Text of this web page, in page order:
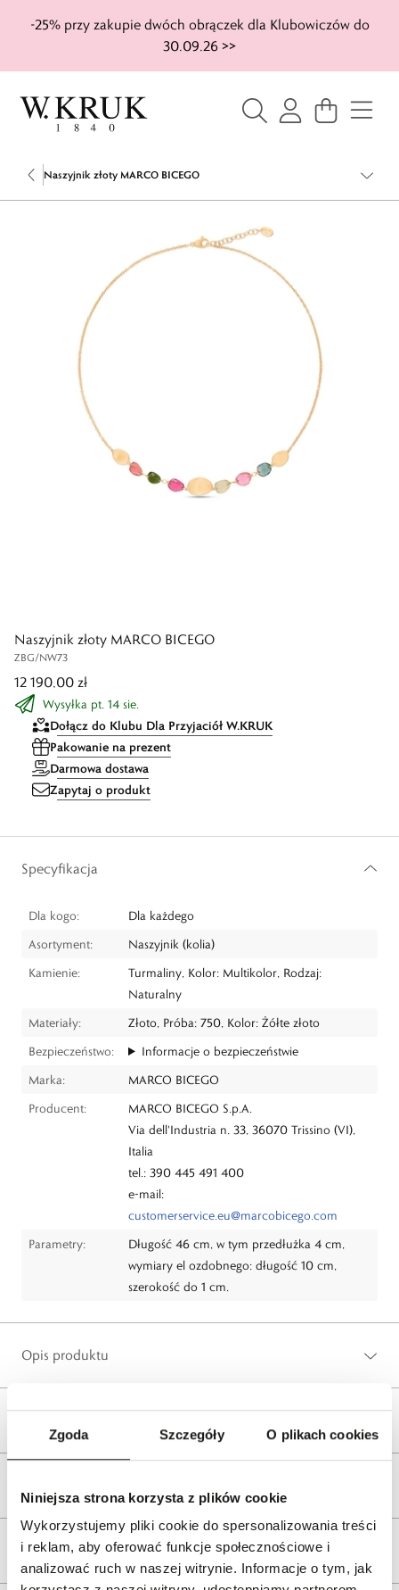
Zgoda Szczegóły O plikach cookies
Niniejsza strona korzysta z plików cookie
Wykorzystujemy pliki cookie do spersonalizowania treści
i reklam, aby oferować funkcje społecznościowe i
analizować ruch w naszej witrynie. Informacje o tym, jak
-25% przy zakupie dwóch obrączek dla Klubowiczów do
30.09.26 >>
Naszyjnik złoty MARCO BICEGO
Naszyjnik złoty MARCO BICEGO
ZBG/NW73
12 190,00 zł
Wysyłka pt. 14 sie.
Dołącz do Klubu Dla Przyjaciół W.KRUK
Pakowanie na prezent
Darmowa dostawa
Zapytaj o produkt
Specyfikacja
Dla kogo:
Dla każdego
Asortyment:
Naszyjnik (kolia)
Kamienie:
Turmaliny, Kolor: Multikolor, Rodzaj:
Naturalny
Materiały:
Złoto, Próba: 750, Kolor: Żółte złoto
Bezpieczeństwo:
Informacje o bezpieczeństwie
Marka:
MARCO BICEGO
Producent:
MARCO BICEGO S.p.A.
Via dell'Industria n. 33, 36070 Trissino (VI),
Italia
tel.: 390 445 491 400
e-mail:
customerservice.eu@marcobicego.com
Parametry:
Długość 46 cm, w tym przedłużka 4 cm,
wymiary el ozdobnego: długość 10 cm,
szerokość do 1 cm.
Opis produktu
Tagi